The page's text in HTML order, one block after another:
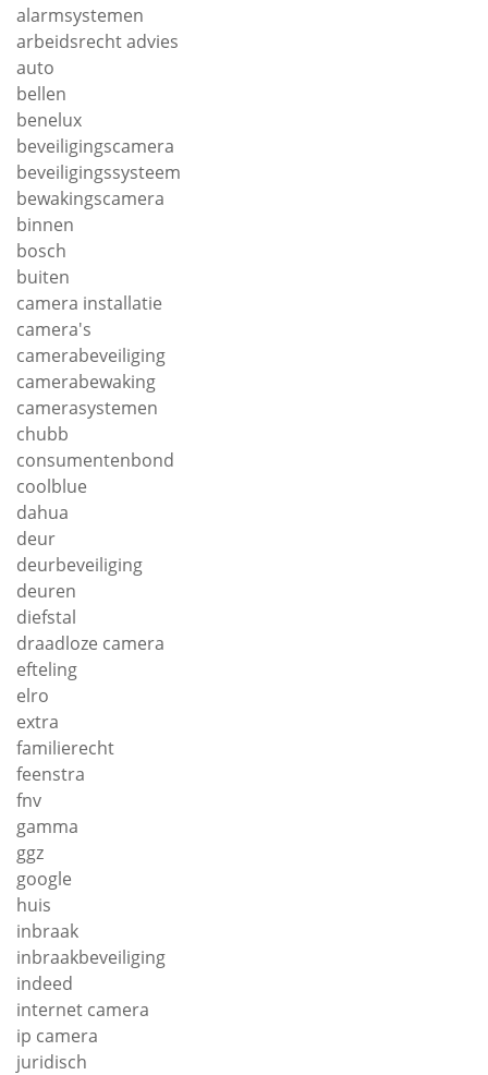
alarmsystemen
arbeidsrecht advies
auto
bellen
benelux
beveiligingscamera
beveiligingssysteem
bewakingscamera
binnen
bosch
buiten
camera installatie
camera's
camerabeveiliging
camerabewaking
camerasystemen
chubb
consumentenbond
coolblue
dahua
deur
deurbeveiliging
deuren
diefstal
draadloze camera
efteling
elro
extra
familierecht
feenstra
fnv
gamma
ggz
google
huis
inbraak
inbraakbeveiliging
indeed
internet camera
ip camera
juridisch